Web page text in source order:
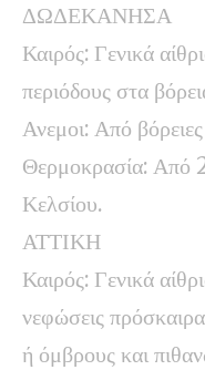
ΔΩΔΕΚΑΝΗΣΑ
Καιρός: Γενικά
περιόδους στα
Ανεμοι: Από
Θερμοκρασία: Από
Κελσίου.
ΑΤΤΙΚΗ
Καιρός: Γενικά
νεφώσεις
ή όμβρους και